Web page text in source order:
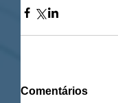
Comentários